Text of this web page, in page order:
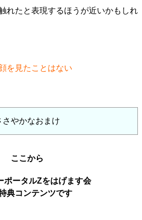
れたと表現するほうが近いかもしれ
を見たことはない
さやかなおまけ
ここから
典コンテンツです